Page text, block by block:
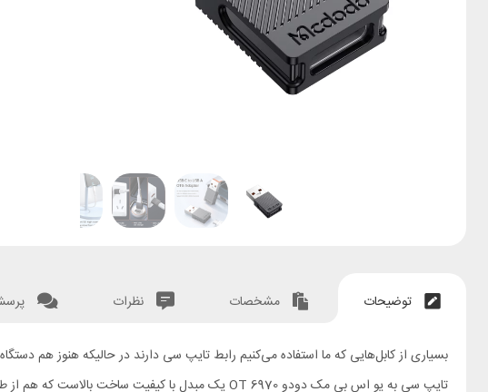
توضیحات مشخصات نظرات
بسیاری از کابل‌هایی که ما استفاده می‌کنیم رابط تایپ سی دارند در حالیکه هنوز هم
تایپ سی به یو اس بی مک دودو OT 6970 یک مبدل با کیفیت ساخت بالاست که هم از طیف وسیعی از استانداردهای فست شارژ پشتیبانی کرده و هم قادر است داده‌ها را با سرعت بالایی انتقال دهد.